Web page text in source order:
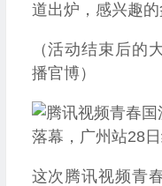
道出炉，感兴趣
（活动结束后的
播官博）
这次腾讯视频青